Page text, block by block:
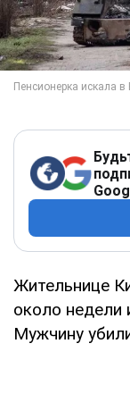
Жительнице
около недели
Мужчину